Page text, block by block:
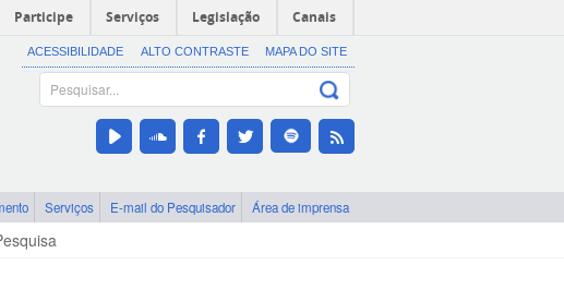
Participe Serviços Legislação Canais
ACESSIBILIDADE ALTO CONTRASTE MAPA DO SITE
Serviços E-mail do Pesquisador Área de imprensa